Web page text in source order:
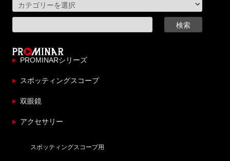
PROMINARシリーズ
スポッティングスコープ
双眼鏡
アクセサリー
スポッティングスコープ用